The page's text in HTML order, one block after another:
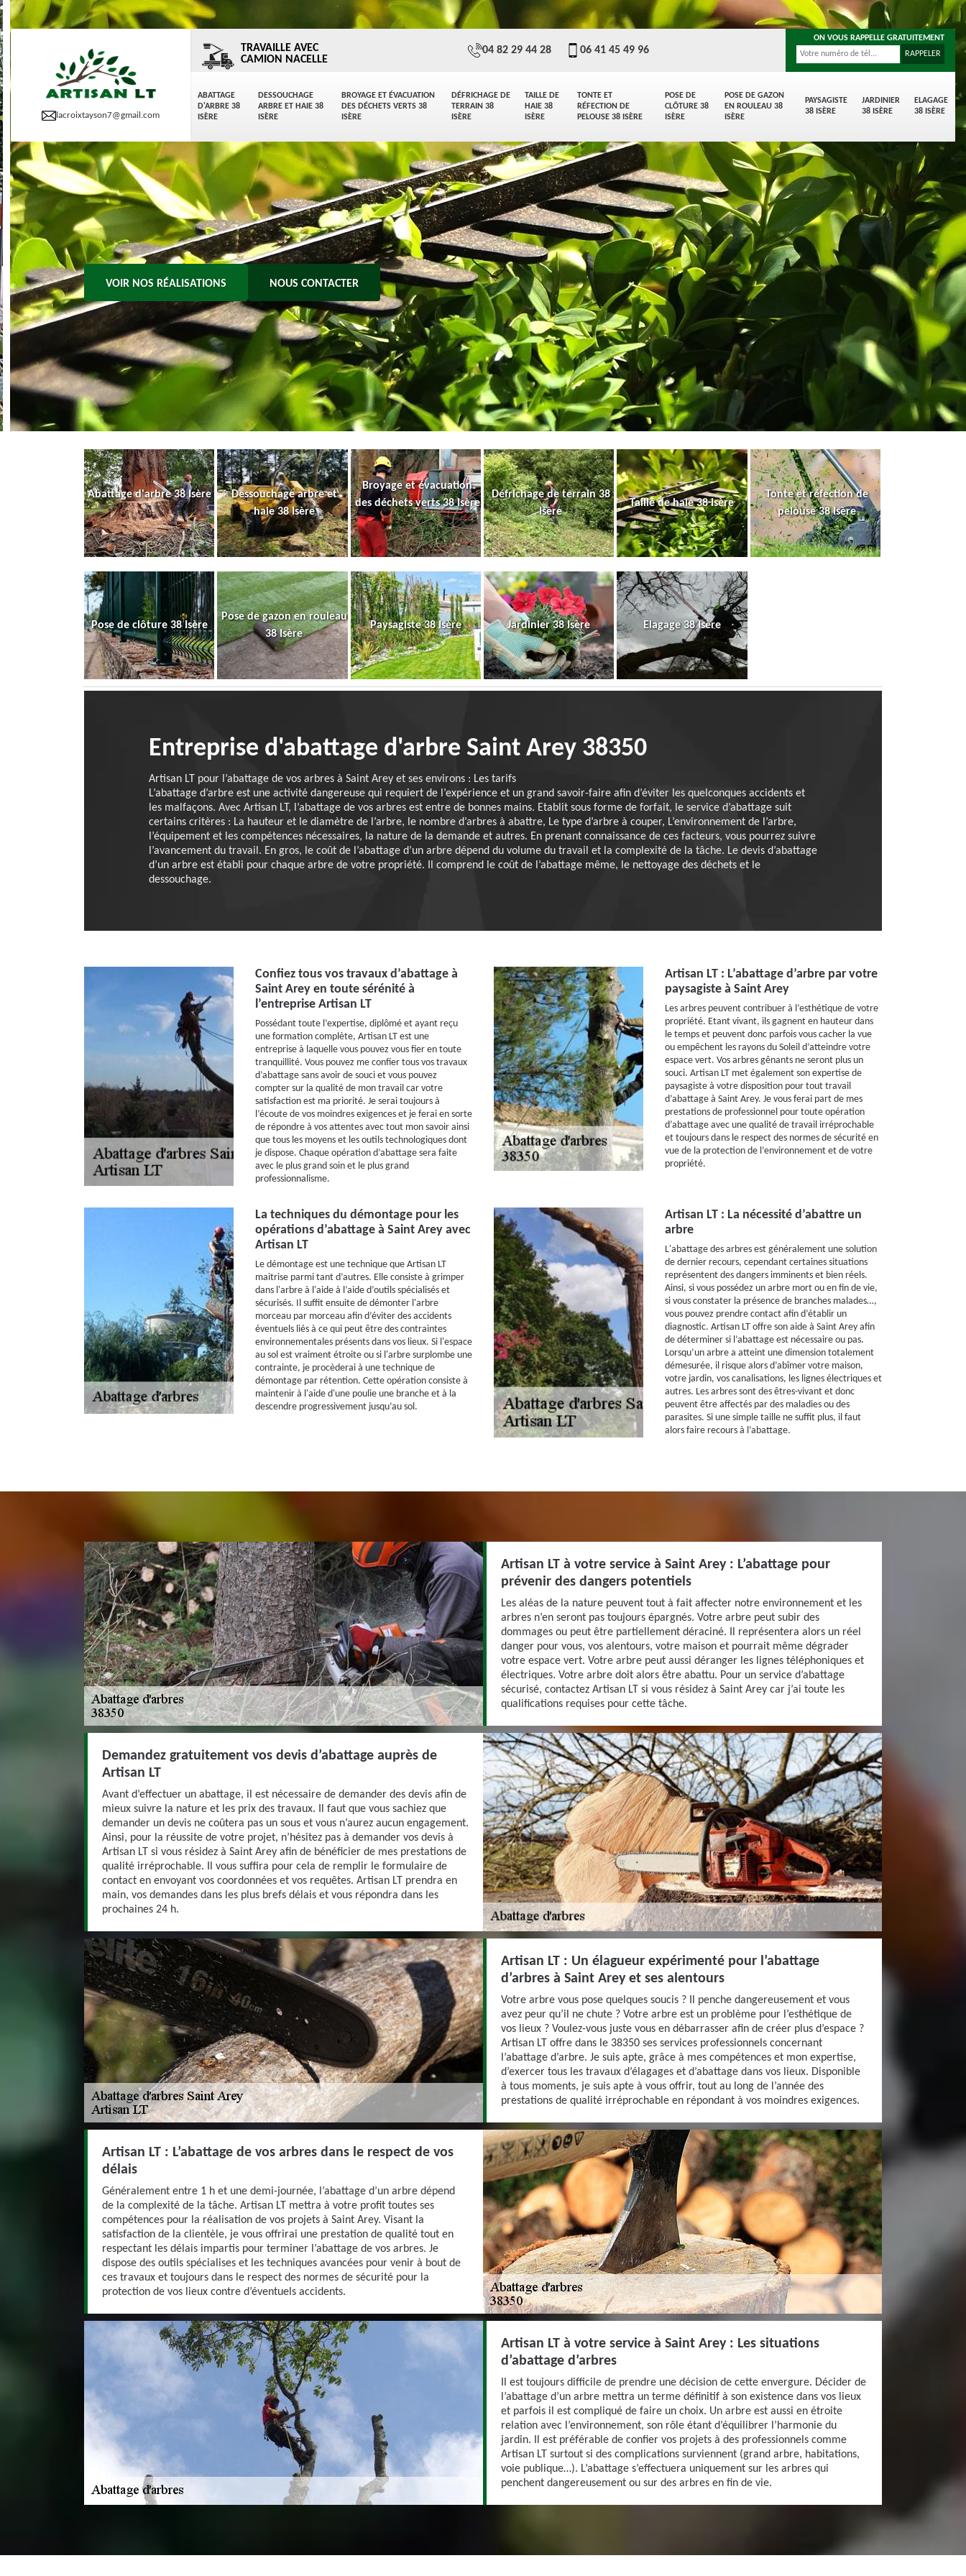
lacroixtayson7@gmail.com
ABATTAGE
D'ARBRE 38
ISÈRE
DESSOUCHAGE
ARBRE ET HAIE 38
ISÈRE
BROYAGE ET ÉVACUATION
DES DÉCHETS VERTS 38
ISÈRE
DÉFRICHAGE DE
TERRAIN 38
ISÈRE
TAILLE DE
HAIE 38
ISÈRE
TONTE ET
RÉFECTION DE
PELOUSE 38 ISÈRE
POSE DE
CLÔTURE 38
ISÈRE
POSE DE GAZON
EN ROULEAU 38
ISÈRE
PAYSAGISTE
38 ISÈRE
JARDINIER
38 ISÈRE
ELAGAGE
38 ISÈRE
TRAVAILLE AVEC
CAMION NACELLE
04 82 29 44 28 06 41 45 49 96
ON VOUS RAPPELLE GRATUITEMENT
VOIR NOS RÉALISATIONS NOUS CONTACTER
Abattage d'arbre 38 Isère
Dessouchage arbre et
haie 38 Isère
Broyage et évacuation
des déchets verts 38 Isère
Défrichage de terrain 38
Isère
Taille de haie 38 Isère
Tonte et réfection de
pelouse 38 Isère
Pose de clôture 38 Isère
Pose de gazon en rouleau
38 Isère
Paysagiste 38 Isère Jardinier 38 Isère Elagage 38 Isère
Entreprise d'abattage d'arbre Saint Arey 38350
Artisan LT pour l’abattage de vos arbres à Saint Arey et ses environs : Les tarifs
L’abattage d’arbre est une activité dangereuse qui requiert de l’expérience et un grand savoir-faire afin d’éviter les quelconques accidents et
les malfaçons. Avec Artisan LT, l’abattage de vos arbres est entre de bonnes mains. Etablit sous forme de forfait, le service d’abattage suit
certains critères : La hauteur et le diamètre de l’arbre, le nombre d’arbres à abattre, Le type d’arbre à couper, L’environnement de l’arbre,
l’équipement et les compétences nécessaires, la nature de la demande et autres. En prenant connaissance de ces facteurs, vous pourrez suivre
l’avancement du travail. En gros, le coût de l’abattage d’un arbre dépend du volume du travail et la complexité de la tâche. Le devis d’abattage
d’un arbre est établi pour chaque arbre de votre propriété. Il comprend le coût de l’abattage même, le nettoyage des déchets et le
dessouchage.
Confiez tous vos travaux d’abattage à
Saint Arey en toute sérénité à
l’entreprise Artisan LT
Possédant toute l’expertise, diplômé et ayant reçu
une formation complète, Artisan LT est une
entreprise à laquelle vous pouvez vous fier en toute
tranquillité. Vous pouvez me confier tous vos travaux
d’abattage sans avoir de souci et vous pouvez
compter sur la qualité de mon travail car votre
satisfaction est ma priorité. Je serai toujours à
l’écoute de vos moindres exigences et je ferai en sorte
de répondre à vos attentes avec tout mon savoir ainsi
que tous les moyens et les outils technologiques dont
je dispose. Chaque opération d’abattage sera faite
avec le plus grand soin et le plus grand
professionnalisme.
Artisan LT : L’abattage d’arbre par votre
paysagiste à Saint Arey
Les arbres peuvent contribuer à l’esthétique de votre
propriété. Etant vivant, ils gagnent en hauteur dans
le temps et peuvent donc parfois vous cacher la vue
ou empêchent les rayons du Soleil d’atteindre votre
espace vert. Vos arbres gênants ne seront plus un
souci. Artisan LT met également son expertise de
paysagiste à votre disposition pour tout travail
d’abattage à Saint Arey. Je vous ferai part de mes
prestations de professionnel pour toute opération
d’abattage avec une qualité de travail irréprochable
et toujours dans le respect des normes de sécurité en
vue de la protection de l’environnement et de votre
propriété.
La techniques du démontage pour les
opérations d’abattage à Saint Arey avec
Artisan LT
Le démontage est une technique que Artisan LT
maitrise parmi tant d’autres. Elle consiste à grimper
dans l'arbre à l'aide à l’aide d’outils spécialisés et
sécurisés. Il suffit ensuite de démonter l'arbre
morceau par morceau afin d’éviter des accidents
éventuels liés à ce qui peut être des contraintes
environnementales présents dans vos lieux. Si l'espace
au sol est vraiment étroite ou si l'arbre surplombe une
contrainte, je procèderai à une technique de
démontage par rétention. Cette opération consiste à
maintenir à l'aide d'une poulie une branche et à la
descendre progressivement jusqu’au sol.
Artisan LT : La nécessité d’abattre un
arbre
L'abattage des arbres est généralement une solution
de dernier recours, cependant certaines situations
représentent des dangers imminents et bien réels.
Ainsi, si vous possédez un arbre mort ou en fin de vie,
si vous constater la présence de branches malades…,
vous pouvez prendre contact afin d’établir un
diagnostic. Artisan LT offre son aide à Saint Arey afin
de déterminer si l’abattage est nécessaire ou pas.
Lorsqu’un arbre a atteint une dimension totalement
démesurée, il risque alors d’abîmer votre maison,
votre jardin, vos canalisations, les lignes électriques et
autres. Les arbres sont des êtres-vivant et donc
peuvent être affectés par des maladies ou des
parasites. Si une simple taille ne suffit plus, il faut
alors faire recours à l’abattage.
Artisan LT à votre service à Saint Arey : L’abattage pour
prévenir des dangers potentiels
Les aléas de la nature peuvent tout à fait affecter notre environnement et les
arbres n’en seront pas toujours épargnés. Votre arbre peut subir des
dommages ou peut être partiellement déraciné. Il représentera alors un réel
danger pour vous, vos alentours, votre maison et pourrait même dégrader
votre espace vert. Votre arbre peut aussi déranger les lignes téléphoniques et
électriques. Votre arbre doit alors être abattu. Pour un service d’abattage
sécurisé, contactez Artisan LT si vous résidez à Saint Arey car j’ai toute les
qualifications requises pour cette tâche.
Demandez gratuitement vos devis d’abattage auprès de
Artisan LT
Avant d’effectuer un abattage, il est nécessaire de demander des devis afin de
mieux suivre la nature et les prix des travaux. Il faut que vous sachiez que
demander un devis ne coûtera pas un sous et vous n’aurez aucun engagement.
Ainsi, pour la réussite de votre projet, n’hésitez pas à demander vos devis à
Artisan LT si vous résidez à Saint Arey afin de bénéficier de mes prestations de
qualité irréprochable. Il vous suffira pour cela de remplir le formulaire de
contact en envoyant vos coordonnées et vos requêtes. Artisan LT prendra en
main, vos demandes dans les plus brefs délais et vous répondra dans les
prochaines 24 h.
Artisan LT : Un élagueur expérimenté pour l’abattage
d’arbres à Saint Arey et ses alentours
Votre arbre vous pose quelques soucis ? Il penche dangereusement et vous
avez peur qu’il ne chute ? Votre arbre est un problème pour l’esthétique de
vos lieux ? Voulez-vous juste vous en débarrasser afin de créer plus d’espace ?
Artisan LT offre dans le 38350 ses services professionnels concernant
l’abattage d’arbre. Je suis apte, grâce à mes compétences et mon expertise,
d’exercer tous les travaux d’élagages et d’abattage dans vos lieux. Disponible
à tous moments, je suis apte à vous offrir, tout au long de l’année des
prestations de qualité irréprochable en répondant à vos moindres exigences.
Artisan LT : L’abattage de vos arbres dans le respect de vos
délais
Généralement entre 1 h et une demi-journée, l’abattage d’un arbre dépend
de la complexité de la tâche. Artisan LT mettra à votre profit toutes ses
compétences pour la réalisation de vos projets à Saint Arey. Visant la
satisfaction de la clientèle, je vous offrirai une prestation de qualité tout en
respectant les délais impartis pour terminer l’abattage de vos arbres. Je
dispose des outils spécialises et les techniques avancées pour venir à bout de
ces travaux et toujours dans le respect des normes de sécurité pour la
protection de vos lieux contre d’éventuels accidents.
Artisan LT à votre service à Saint Arey : Les situations
d’abattage d’arbres
Il est toujours difficile de prendre une décision de cette envergure. Décider de
l’abattage d’un arbre mettra un terme définitif à son existence dans vos lieux
et parfois il est compliqué de faire un choix. Un arbre est aussi en étroite
relation avec l’environnement, son rôle étant d’équilibrer l’harmonie du
jardin. Il est préférable de confier vos projets à des professionnels comme
Artisan LT surtout si des complications surviennent (grand arbre, habitations,
voie publique…). L’abattage s’effectuera uniquement sur les arbres qui
penchent dangereusement ou sur des arbres en fin de vie.